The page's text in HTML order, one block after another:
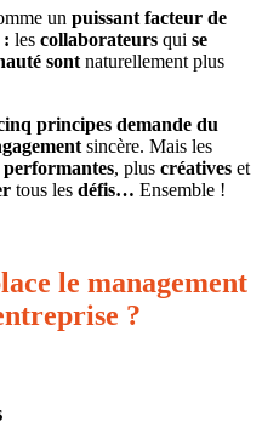
un puissant facteur de
: les collaborateurs qui se
sont naturellement plus
principes demande du
sincère. Mais les
performantes, plus créatives et
tous les défis… Ensemble !
le management
?